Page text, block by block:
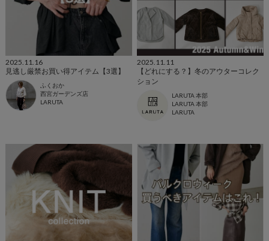
2025.11.16
見逃し厳禁お買い得アイテム【3選】
ふくおか
西宮ガーデンズ店
LARUTA
2025.11.11
【どれにする？】冬のアウターコレク
ション
LARUTA 本部
LARUTA 本部
LARUTA